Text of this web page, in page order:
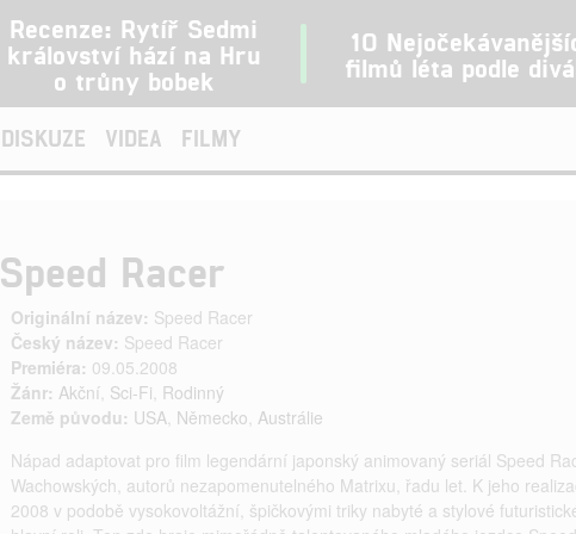
Recenze: Rytíř Sedmi
království hází na Hru
o trůny bobek
10
filmů léta podle
DISKUZE VIDEA FILMY
Speed Racer
Originální název: Speed Racer
Český název: Speed Racer
Premiéra: 09.05.2008
Žánr: Akční, Sci-Fi, Rodinný
Země původu: USA, Německo, Austrálie
Nápad adaptovat pro film legendární japonský animovaný seriál Speed
Wachowských, autorů nezapomenutelného Matrixu, řadu let. K jeho
2008 v podobě vysokovoltážní, špičkovými triky nabyté a stylové